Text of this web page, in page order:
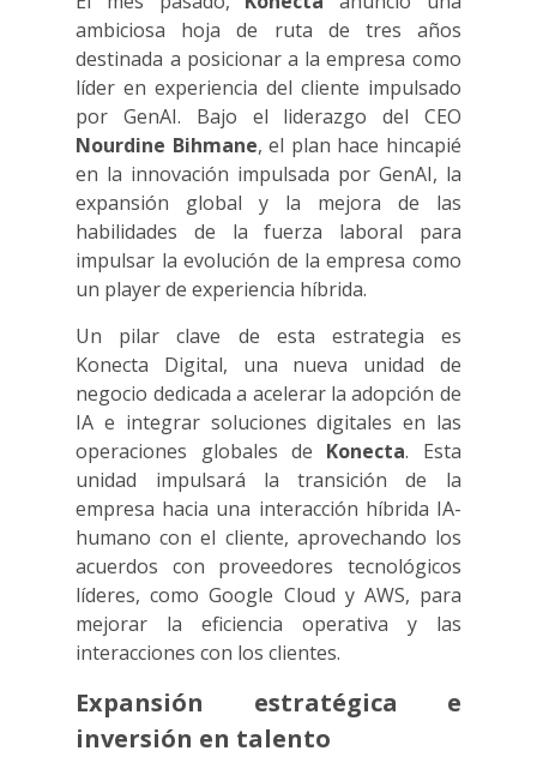
ambiciosa hoja de ruta de tres años
destinada a posicionar a la empresa como
líder en experiencia del cliente impulsado
por GenAI. Bajo el liderazgo del CEO
Nourdine Bihmane, el plan hace hincapié
en la innovación impulsada por GenAI, la
expansión global y la mejora de las
habilidades de la fuerza laboral para
impulsar la evolución de la empresa como
un player de experiencia híbrida.
Un pilar clave de esta estrategia es
Konecta Digital, una nueva unidad de
negocio dedicada a acelerar la adopción de
IA e integrar soluciones digitales en las
operaciones globales de Konecta. Esta
unidad impulsará la transición de la
empresa hacia una interacción híbrida IA-
humano con el cliente, aprovechando los
acuerdos con proveedores tecnológicos
líderes, como Google Cloud y AWS, para
mejorar la eficiencia operativa y las
interacciones con los clientes.
Expansión estratégica e
inversión en talento